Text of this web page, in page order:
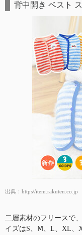
背中開き ベスト
出典： https//item.rakuten.co.jp
二層素材のフリースで
イズはS、Ⅿ、L、XL、